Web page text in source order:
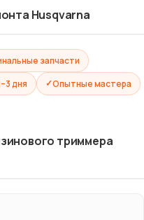
Husqvarna
запчасти
дня Опытные мастера
триммера